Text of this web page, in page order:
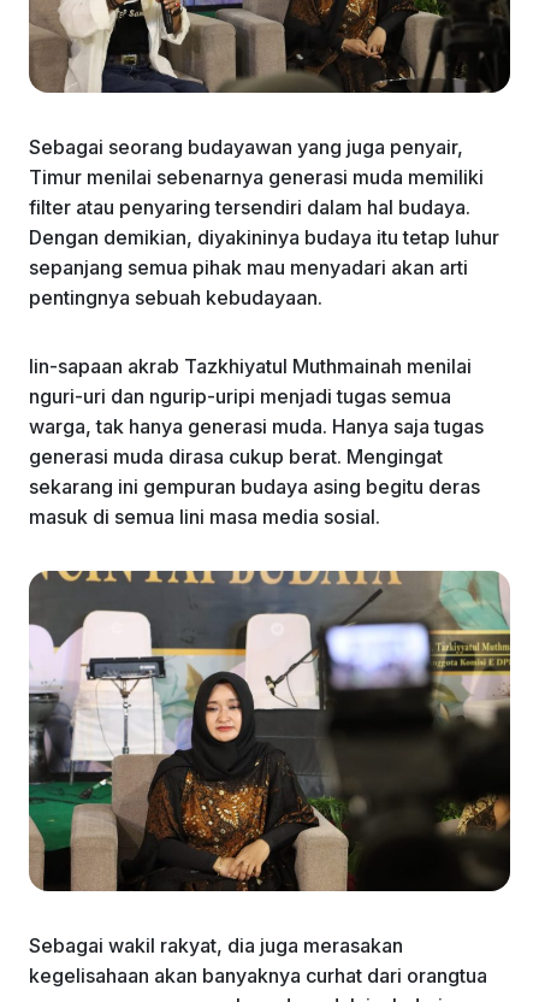
Sebagai seorang budayawan yang juga penyair,
Timur menilai sebenarnya generasi muda memiliki
filter atau penyaring tersendiri dalam hal budaya.
Dengan demikian, diyakininya budaya itu tetap luhur
sepanjang semua pihak mau menyadari akan arti
pentingnya sebuah kebudayaan.
Iin-sapaan akrab Tazkhiyatul Muthmainah menilai
nguri-uri dan ngurip-uripi menjadi tugas semua
warga, tak hanya generasi muda. Hanya saja tugas
generasi muda dirasa cukup berat. Mengingat
sekarang ini gempuran budaya asing begitu deras
masuk di semua lini masa media sosial.
Sebagai wakil rakyat, dia juga merasakan
kegelisahaan akan banyaknya curhat dari orangtua